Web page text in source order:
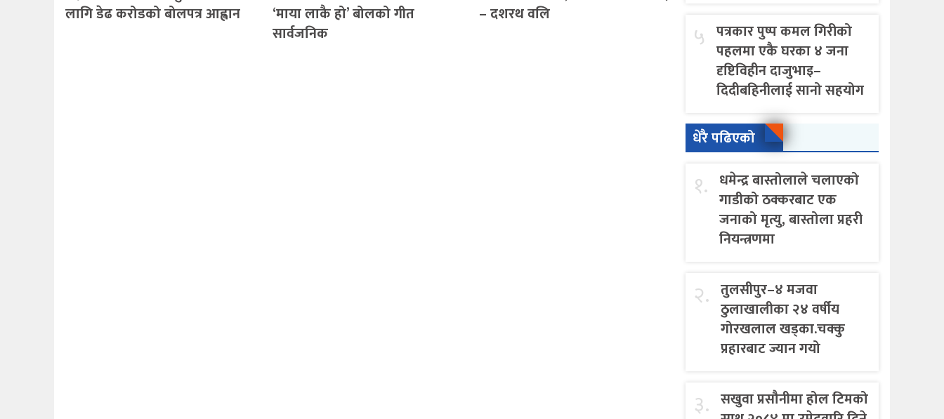
लागि डेढ करोडको बोलपत्र आह्वान
‘माया लाकै हो’ बोलको गीत
सार्वजनिक
– दशरथ वलि
५ पत्रकार पुष्प कमल गिरीको
पहलमा एकै घरका ४ जना
दृष्टिविहीन दाजुभाइ–
दिदीबहिनीलाई सानो सहयोग
धेरै पढिएको
१. धमेन्द्र बास्तोलाले चलाएको
गाडीको ठक्करबाट एक
जनाको मृत्यु, बास्तोला प्रहरी
नियन्त्रणमा
२. तुलसीपुर–४ मजवा
ठुलाखालीका २४ वर्षीय
गोरखलाल खड्का.चक्कु
प्रहारबाट ज्यान गयो
३. सखुवा प्रसौनीमा होल टिमको